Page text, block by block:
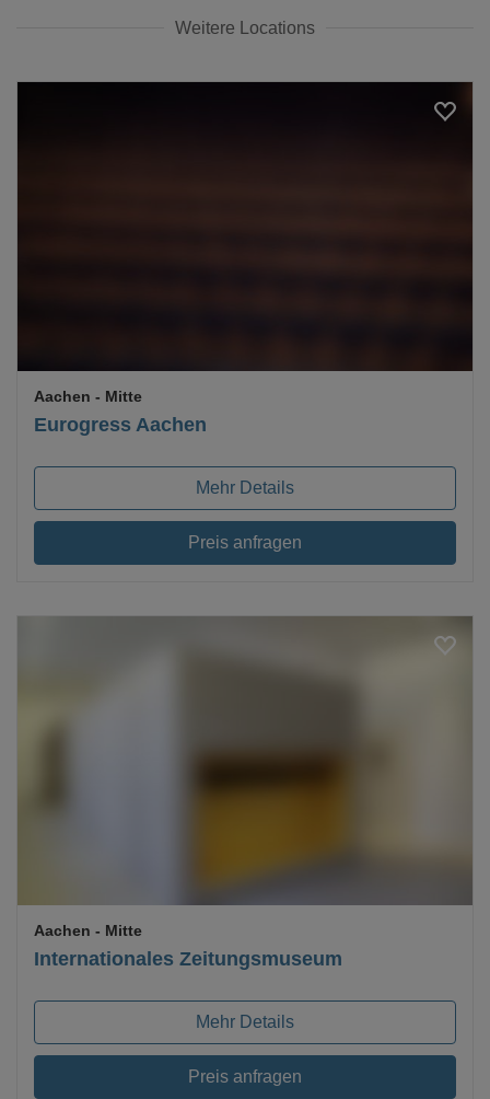
Weitere Locations
Eurogress Aachen
Aachen - Mitte
Mehr Details
Preis anfragen
Internationales Zeitungsmuseum
Aachen - Mitte
Mehr Details
Preis anfragen